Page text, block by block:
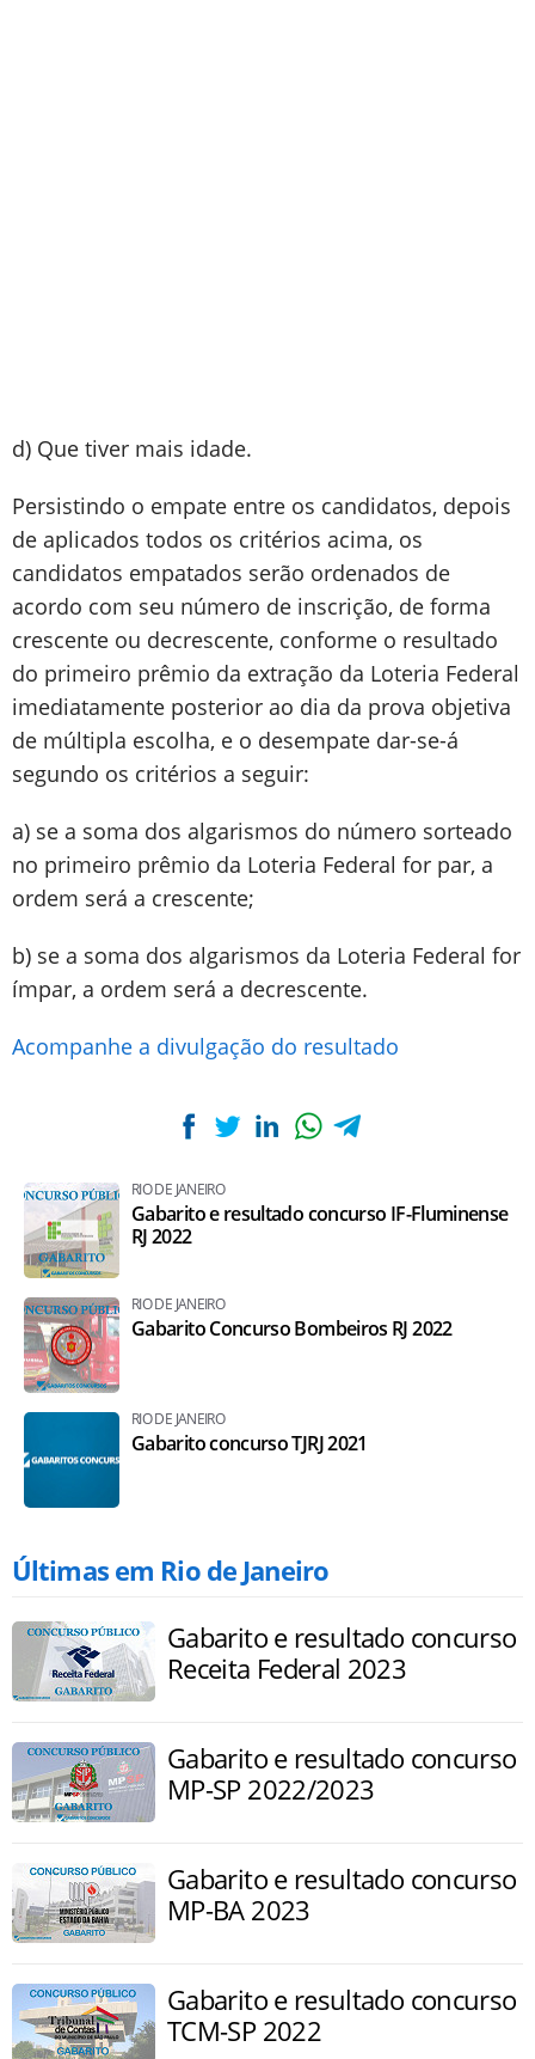
d) Que tiver mais idade.
Persistindo o empate entre os candidatos, depois
de aplicados todos os critérios acima, os
candidatos empatados serão ordenados de
acordo com seu número de inscrição, de forma
crescente ou decrescente, conforme o resultado
do primeiro prêmio da extração da Loteria Federal
imediatamente posterior ao dia da prova objetiva
de múltipla escolha, e o desempate dar-se-á
segundo os critérios a seguir:
a) se a soma dos algarismos do número sorteado
no primeiro prêmio da Loteria Federal for par, a
ordem será a crescente;
b) se a soma dos algarismos da Loteria Federal for
ímpar, a ordem será a decrescente.
Acompanhe a divulgação do resultado
RIO DE JANEIRO
Gabarito e resultado concurso IF-Fluminense
RJ 2022
RIO DE JANEIRO
Gabarito Concurso Bombeiros RJ 2022
RIO DE JANEIRO
Gabarito concurso TJRJ 2021
Últimas em Rio de Janeiro
Gabarito e resultado concurso
Receita Federal 2023
Gabarito e resultado concurso
MP-SP 2022/2023
Gabarito e resultado concurso
MP-BA 2023
Gabarito e resultado concurso
TCM-SP 2022